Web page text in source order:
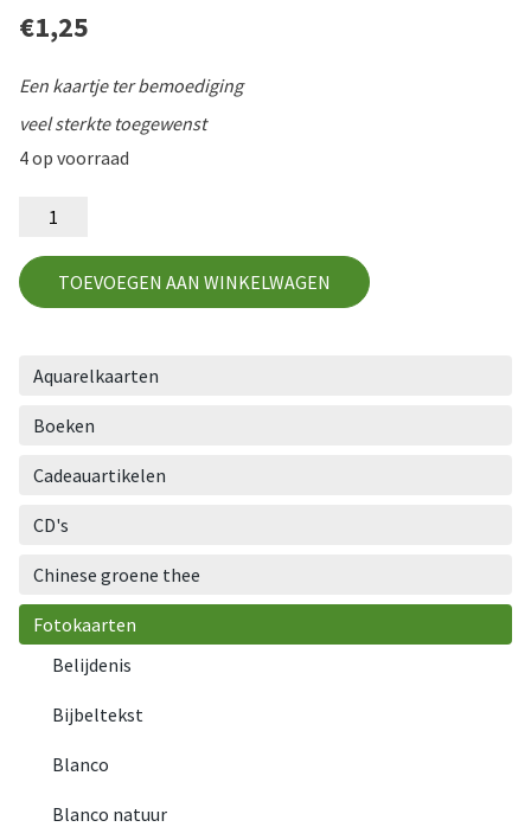
Aquarelkaarten
Boeken
Cadeauartikelen
CD's
Chinese groene thee
Fotokaarten
Belijdenis
Bijbeltekst
Blanco
Blanco natuur
€1,25
Een kaartje ter bemoediging
veel sterkte toegewenst
4 op voorraad
BM21
aantal
TOEVOEGEN AAN WINKELWAGEN